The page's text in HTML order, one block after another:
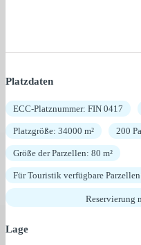
Platzdaten
ECC-Platznummer: FIN 0417
Platzgröße: 34000 m² 200
Größe der Parzellen: 80 m²
Für Touristik verfügbare
Reservierung
Lage